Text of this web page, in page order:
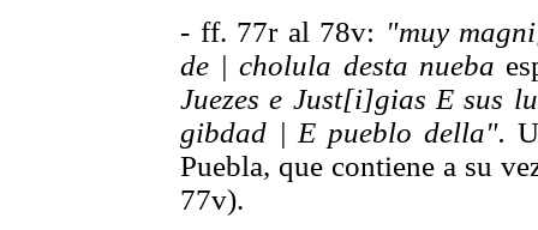
- ff. 77r al 78v: "muy
de | cholula desta nueba
Juezes e Just[i]gias E sus
gibdad | E pueblo della".
Puebla, que contiene a su
77v).